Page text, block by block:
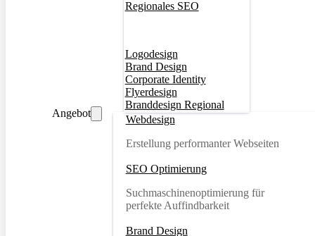
Regionales SEO
Logodesign
Brand Design
Corporate Identity
Flyerdesign
Branddesign Regional
Angebot
Webdesign
Erstellung performanter Webseiten
SEO Optimierung
Suchmaschinenoptimierung für
perfekte Auffindbarkeit
Brand Design